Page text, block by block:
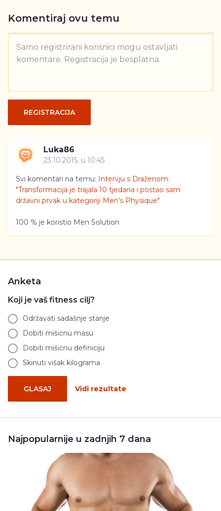
Komentiraj ovu temu
Samo registrirani korisnici mogu ostavljati
komentare. Registracija je besplatna.
REGISTRACIJA
Luka86
23.10.2015. u 10:45
Svi komentari na temu: Intervju s Draženom:
"Transformacija je trajala 10 tjedana i postao sam
državni prvak u kategoriji Men’s Physique"
100 % je koristio Men Solution
Anketa
Koji je vaš fitness cilj?
Održavati sadašnje stanje
Dobiti mišićnu masu
Dobiti mišićnu definiciju
Skinuti višak kilograma
GLASAJ Vidi rezultate
Najpopularnije u zadnjih 7 dana